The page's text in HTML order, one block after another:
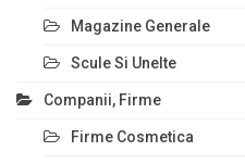
Magazine Generale
Scule Si Unelte
Companii, Firme
Firme Cosmetica